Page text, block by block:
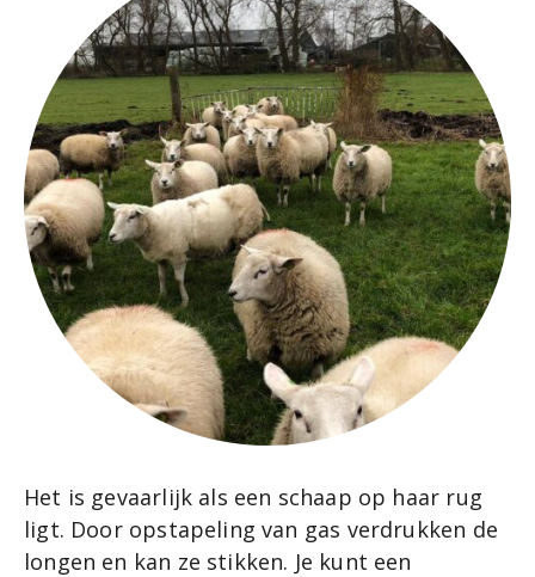
Het is gevaarlijk als een schaap op haar rug
ligt. Door opstapeling van gas verdrukken de
longen en kan ze stikken. Je kunt een